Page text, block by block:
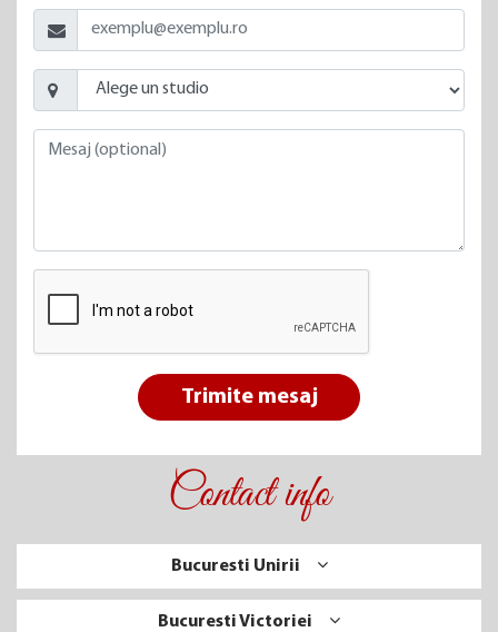
Trimite mesaj
Contact info
Bucuresti Unirii
Bucuresti Victoriei